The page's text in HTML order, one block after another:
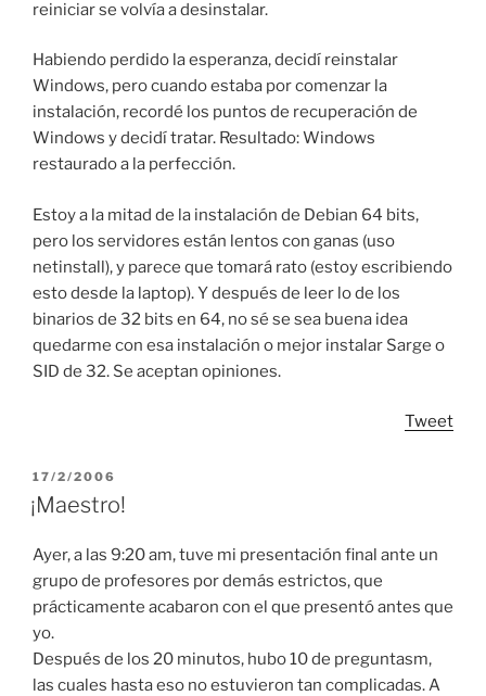
reiniciar se volvía a desinstalar.
Habiendo perdido la esperanza, decidí reinstalar
Windows, pero cuando estaba por comenzar la
instalación, recordé los puntos de recuperación de
Windows y decidí tratar. Resultado: Windows
restaurado a la perfección.
Estoy a la mitad de la instalación de Debian 64 bits,
pero los servidores están lentos con ganas (uso
netinstall), y parece que tomará rato (estoy escribiendo
esto desde la laptop). Y después de leer lo de los
binarios de 32 bits en 64, no sé se sea buena idea
quedarme con esa instalación o mejor instalar Sarge o
SID de 32. Se aceptan opiniones.
Tweet
POSTED
ON
17/2/2006
¡Maestro!
Ayer, a las 9:20 am, tuve mi presentación final ante un
grupo de profesores por demás estrictos, que
prácticamente acabaron con el que presentó antes que
yo.
Después de los 20 minutos, hubo 10 de preguntasm,
las cuales hasta eso no estuvieron tan complicadas. A